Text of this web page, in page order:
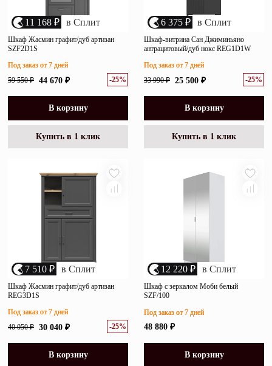
11 168 ₽ в Сплит
Шкаф Жасмин графит/дуб артизан
SZF2D1S
59 550 ₽ 44 670 ₽ -25%
Под заказ от 7 дней
В корзину
Купить в 1 клик
6 375 ₽ в Сплит
Шкаф-витрина Сан Джиминьяно
антрацитовый/дуб нокс REG1D1W
33 990 ₽ 25 500 ₽ -25%
Под заказ от 7 дней
В корзину
Купить в 1 клик
7 510 ₽ в Сплит
Шкаф Жасмин графит/дуб артизан
REG3D1S
40 050 ₽ 30 040 ₽ -25%
Под заказ от 7 дней
В корзину
12 220 ₽ в Сплит
Шкаф с зеркалом Моби белый
SZF/100
48 880 ₽
Под заказ от 7 дней
В корзину